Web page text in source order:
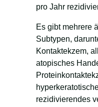
pro Jahr
Es gibt mehrere
Subtypen,
Kontaktekzem,
atopisches
rezidivierendes